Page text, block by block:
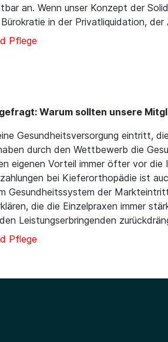
an. Wenn unser Konzept der
in der Privatliquidation,
Pflege
Warum sollten unsere
Gesundheitsversorgung eintritt,
durch den Wettbewerb die
eigenen Vorteil immer öfter vor
bei Kieferorthopädie ist
Gesundheitssystem der
die die Einzelpraxen immer
Leistungserbringenden
Pflege